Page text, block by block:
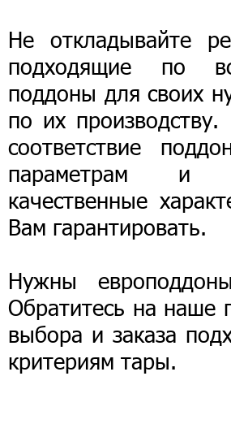
Не откладывайте
подходящие по
поддоны для своих
по их
соответствие
параметрам и
качественные
Вам гарантировать.
Нужны
Обратитесь на наше
выбора и заказа
критериям тары.